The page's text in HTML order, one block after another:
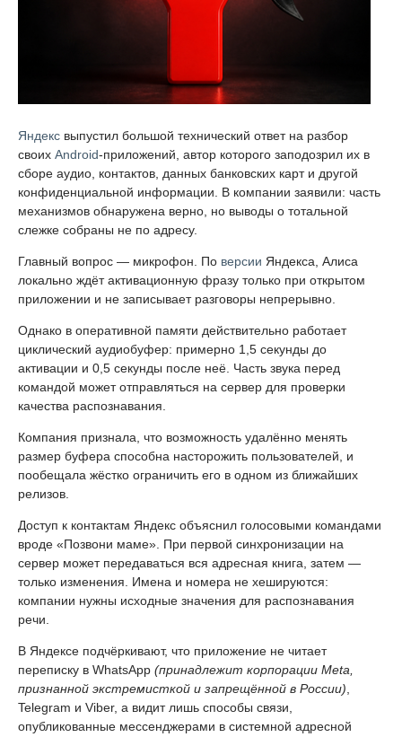
Яндекс выпустил большой технический ответ на разбор
своих Android-приложений, автор которого заподозрил их в
сборе аудио, контактов, данных банковских карт и другой
конфиденциальной информации. В компании заявили: часть
механизмов обнаружена верно, но выводы о тотальной
слежке собраны не по адресу.
Главный вопрос — микрофон. По версии Яндекса, Алиса
локально ждёт активационную фразу только при открытом
приложении и не записывает разговоры непрерывно.
Однако в оперативной памяти действительно работает
циклический аудиобуфер: примерно 1,5 секунды до
активации и 0,5 секунды после неё. Часть звука перед
командой может отправляться на сервер для проверки
качества распознавания.
Компания признала, что возможность удалённо менять
размер буфера способна насторожить пользователей, и
пообещала жёстко ограничить его в одном из ближайших
релизов.
Доступ к контактам Яндекс объяснил голосовыми командами
вроде «Позвони маме». При первой синхронизации на
сервер может передаваться вся адресная книга, затем —
только изменения. Имена и номера не хешируются:
компании нужны исходные значения для распознавания
речи.
В Яндексе подчёркивают, что приложение не читает
переписку в WhatsApp (принадлежит корпорации Meta,
признанной экстремисткой и запрещённой в России)
Telegram и Viber, а видит лишь способы связи,
опубликованные мессенджерами в системной адресной